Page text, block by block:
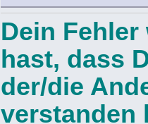
Dein
hast, dass
der/die
verstanden